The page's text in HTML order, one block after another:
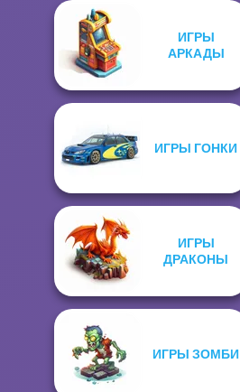
ИГРЫ
АРКАДЫ
ИГРЫ ГОНКИ
ИГРЫ
ДРАКОНЫ
ИГРЫ ЗОМБИ